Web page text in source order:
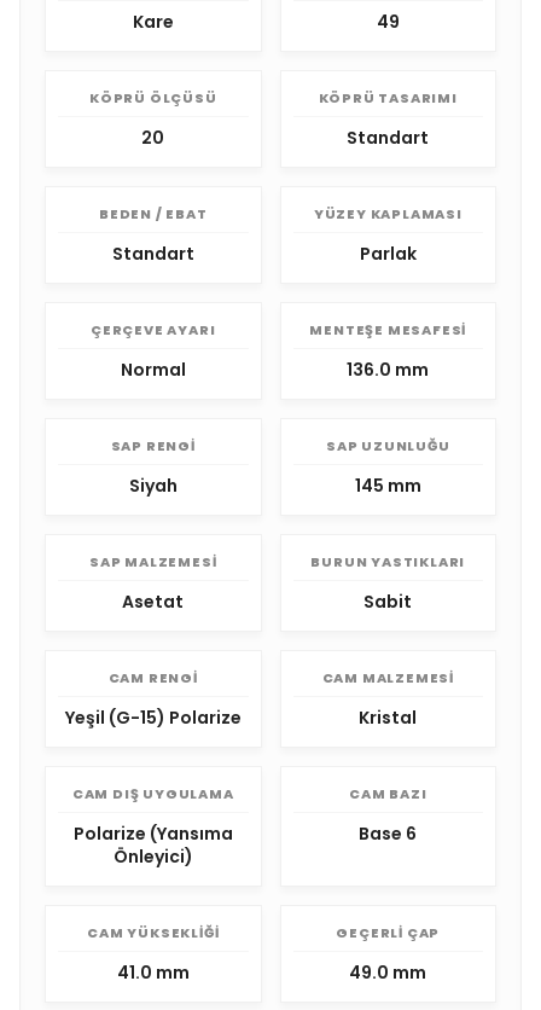
Kare 49
KÖPRÜ ÖLÇÜSÜ
20
KÖPRÜ TASARIMI
Standart
BEDEN / EBAT
Standart
YÜZEY KAPLAMASI
Parlak
ÇERÇEVE AYARI
Normal
MENTEŞE MESAFESI
136.0 mm
SAP RENGI
Siyah
SAP UZUNLUĞU
145 mm
SAP MALZEMESI
Asetat
BURUN YASTIKLARI
Sabit
CAM RENGI
Yeşil (G-15) Polarize
CAM MALZEMESI
Kristal
CAM DIŞ UYGULAMA
Polarize (Yansıma
Önleyici)
CAM BAZI
Base 6
CAM YÜKSEKLIĞI
41.0 mm
GEÇERLI ÇAP
49.0 mm